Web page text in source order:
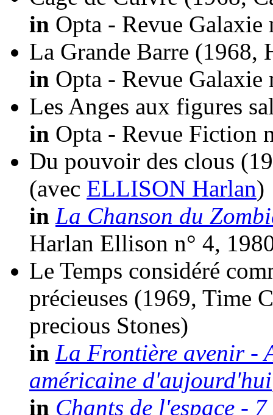
in Opta - Revue Galaxie
La Grande Barre (1968,
in Opta - Revue Galaxie
Les Anges aux figures
in Opta - Revue Fiction
Du pouvoir des clous
(avec ELLISON Harlan)
in La Chanson du
Harlan Ellison n° 4,
Le Temps considéré
précieuses (1969, Time
precious Stones)
in La Frontière avenir -
américaine d'aujourd'hui
in Chants de l'espace -